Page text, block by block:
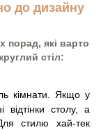
до дизайну
порад, які варто
стіл:
кімнати. Якщо у
відтінки столу, а
стилю хай-тек